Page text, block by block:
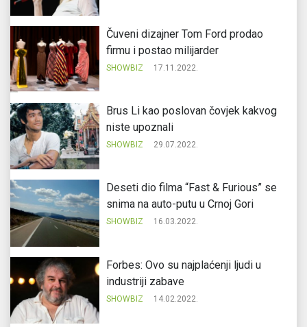
Čuveni dizajner Tom Ford prodao
firmu i postao milijarder
SHOWBIZ 17.11.2022.
Brus Li kao poslovan čovjek kakvog
niste upoznali
SHOWBIZ 29.07.2022.
Deseti dio filma “Fast & Furious” se
snima na auto-putu u Crnoj Gori
SHOWBIZ 16.03.2022.
Forbes: Ovo su najplaćenji ljudi u
industriji zabave
SHOWBIZ 14.02.2022.